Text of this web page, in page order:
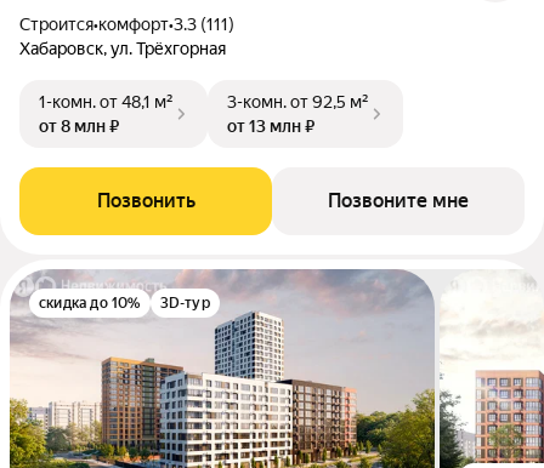
Строится•комфорт•3.3 (111)
Хабаровск, ул. Трёхгорная
1-комн.от 48,1 м²
от 8 млн ₽
3-комн.от 92,5 м²
от 13 млн ₽
Позвонить Позвоните мне
скидка до 10% 3D-тур